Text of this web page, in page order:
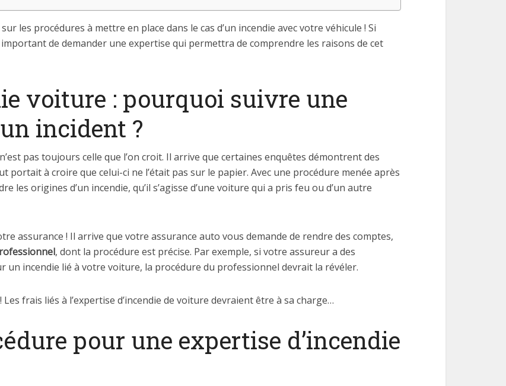
les procédures à mettre en place dans le cas d’un incendie avec votre véhicule ! Si
de demander une expertise qui permettra de comprendre les raisons de cet
voiture : pourquoi suivre une
incident ?
pas toujours celle que l’on croit. Il arrive que certaines enquêtes démontrent des
portait à croire que celui-ci ne l’était pas sur le papier. Avec une procédure menée après
les origines d’un incendie, qu’il s’agisse d’une voiture qui a pris feu ou d’un autre
assurance ! Il arrive que votre assurance auto vous demande de rendre des comptes,
, dont la procédure est précise. Par exemple, si votre assureur a des
un incendie lié à votre voiture, la procédure du professionnel devrait la révéler.
frais liés à l’expertise d’incendie de voiture devraient être à sa charge…
pour une expertise d’incendie